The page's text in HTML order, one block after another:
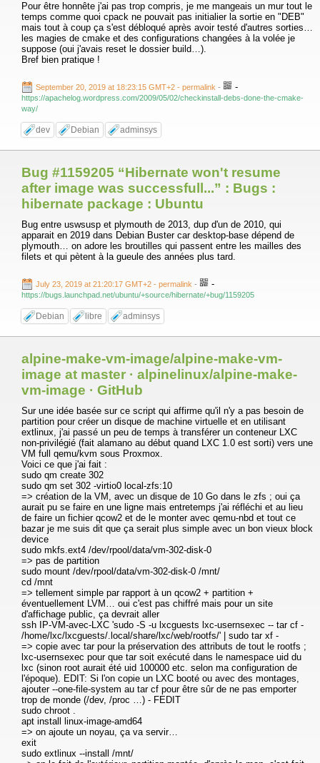
Pour être honnête j'ai pas trop compris, je me mangeais un mur tout le
temps comme quoi cpack ne pouvait pas initialier la sortie en "DEB"
mais tout à coup ça s'est débloqué après avoir testé d'autres sorties…
les magies de cmake et des configurations changées à la volée je
suppose (oui j'avais reset le dossier build…).
Bref bien pratique !
September 20, 2019 at 18:23:15 GMT+2 - permalink - -
https://apachelog.wordpress.com/2009/05/02/checkinstall-debs-done-the-cmake-
way/
dev Debian adminsys
Bug #1159205 “Hibernate won't resume
after image was successfull...” : Bugs :
hibernate package : Ubuntu
Bug entre uswsusp et plymouth de 2013, dup d'un de 2010, qui
apparait en 2019 dans Debian Buster car desktop-base dépend de
plymouth… on adore les broutilles qui passent entre les mailles des
filets et qui pètent à la gueule des années plus tard.
July 23, 2019 at 21:20:17 GMT+2 - permalink - -
https://bugs.launchpad.net/ubuntu/+source/hibernate/+bug/1159205
Debian libre adminsys
alpine-make-vm-image/alpine-make-vm-
image at master · alpinelinux/alpine-make-
vm-image · GitHub
Sur une idée basée sur ce script qui affirme qu'il n'y a pas besoin de
partition pour créer un disque de machine virtuelle et en utilisant
extlinux, j'ai passé un peu de temps à transférer un conteneur LXC
non-privilégié (fait alamano au début quand LXC 1.0 est sorti) vers une
VM full qemu/kvm sous Proxmox.
Voici ce que j'ai fait :
sudo qm create 302
sudo qm set 302 -virtio0 local-zfs:10
=> création de la VM, avec un disque de 10 Go dans le zfs ; oui ça
aurait pu se faire en une ligne mais entretemps j'ai réfléchi et au lieu
de faire un fichier qcow2 et de le monter avec qemu-nbd et tout ce
bazar je me suis dit que ça serait plus simple avec un bon vieux block
device
sudo mkfs.ext4 /dev/rpool/data/vm-302-disk-0
=> pas de partition
sudo mount /dev/rpool/data/vm-302-disk-0 /mnt/
cd /mnt
=> tellement simple par rapport à un qcow2 + partition +
éventuellement LVM… oui c'est pas chiffré mais pour un site
d'affichage public, ça devrait aller
ssh IP-VM-avec-LXC 'sudo -S -u lxcguests lxc-usernsexec -- tar cf -
/home/lxc/lxcguests/.local/share/lxc/web/rootfs/' | sudo tar xf -
=> copie avec tar pour la préservation des attributs de tout le rootfs ;
lxc-usernsexec pour que tar soit exécuté dans le namespace uid du
lxc (sinon root aurait été uid 100000 etc. selon ma configuration de
l'époque). EDIT: Si l'on copie un LXC booté ou avec des montages,
ajouter --one-file-system au tar cf pour être sûr de ne pas emporter
trop de monde (/dev, /proc …) - FEDIT
sudo chroot .
apt install linux-image-amd64
=> on ajoute un noyau, ça va servir…
exit
sudo extlinux --install /mnt/